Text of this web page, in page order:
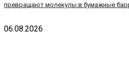
превращают молекулы в бумажные
06.08.2026